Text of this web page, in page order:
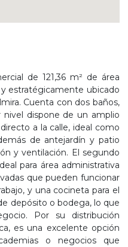
de 121,36 m² de área
estratégicamente ubicado
Cuenta con dos baños,
dispone de un amplio
a la calle, ideal como
de antejardín y patio
y ventilación. El segundo
para área administrativa
que pueden funcionar
y una cocineta para el
depósito o bodega, lo que
Por su distribución
es una excelente opción
o negocios que